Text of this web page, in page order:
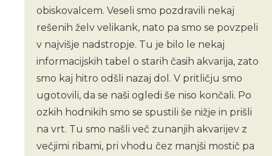
obiskovalcem. Veseli smo pozdravili nekaj
rešenih želv velikank, nato pa smo se povzpeli
v najvišje nadstropje. Tu je bilo le nekaj
informacijskih tabel o starih časih akvarija, zato
smo kaj hitro odšli nazaj dol. V pritličju smo
ugotovili, da se naši ogledi še niso končali. Po
ozkih hodnikih smo se spustili še nižje in prišli
na vrt. Tu smo našli več zunanjih akvarijev z
večjimi ribami, pri vhodu čez manjši mostič pa